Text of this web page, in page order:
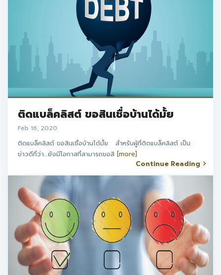
ติดแบล็คลิสต์ ขอสินเชื่อบ้านได้มั้ย
Feb 16, 2020
ติดแบล็คลิสต์ ขอสินเชื่อบ้านได้มั้ย สำหรับผู้ที่ติดแบล็คลิสต์ เป็น
ข่าวดีที่ว่า…ยังมีโอกาสที่สามารถขอสิ [more]
Continue Reading